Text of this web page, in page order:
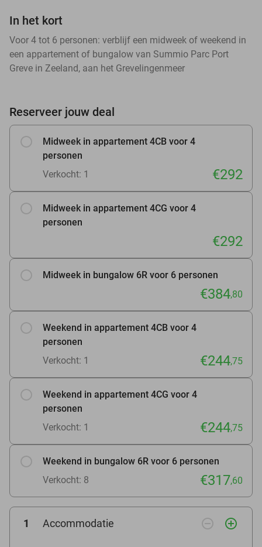
In het kort
Voor 4 tot 6 personen: verblijf een midweek of weekend in
een appartement of bungalow van Summio Parc Port
Greve in Zeeland, aan het Grevelingenmeer
Reserveer jouw deal
Midweek in appartement 4CB voor 4
personen
Verkocht: 1
€292
Midweek in appartement 4CG voor 4
personen
€292
Midweek in bungalow 6R voor 6 personen
€384,80
Weekend in appartement 4CB voor 4
personen
Verkocht: 1
€244,75
Weekend in appartement 4CG voor 4
personen
Verkocht: 1
€244,75
Weekend in bungalow 6R voor 6 personen
Verkocht: 8
€317,60
1 Accommodatie remove_circle_outline add_circle_outline